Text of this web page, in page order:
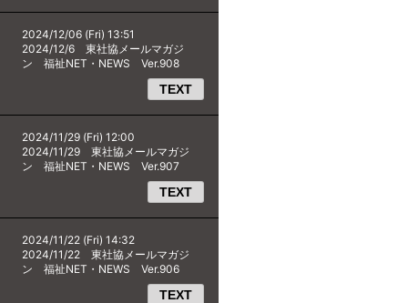
2024/12/06 (Fri) 13:51
2024/12/6 東社協メールマガジ
ン 福祉NET・NEWS Ver.908
TEXT
2024/11/29 (Fri) 12:00
2024/11/29 東社協メールマガジ
ン 福祉NET・NEWS Ver.907
TEXT
2024/11/22 (Fri) 14:32
2024/11/22 東社協メールマガジ
ン 福祉NET・NEWS Ver.906
TEXT